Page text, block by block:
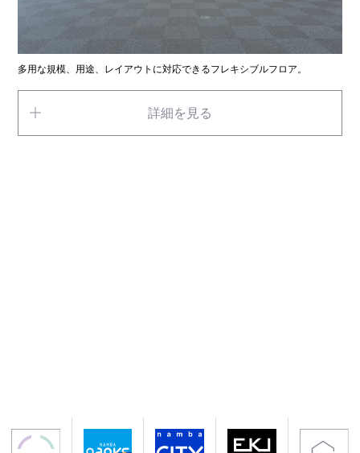
多用な規模、用途、レイアウトに対応できるフレキシブルフロア。
詳細を見る